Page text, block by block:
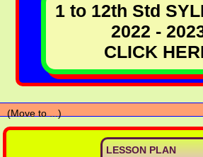
1 to 12th Std
2022 -
CLICK
LESSON PLAN